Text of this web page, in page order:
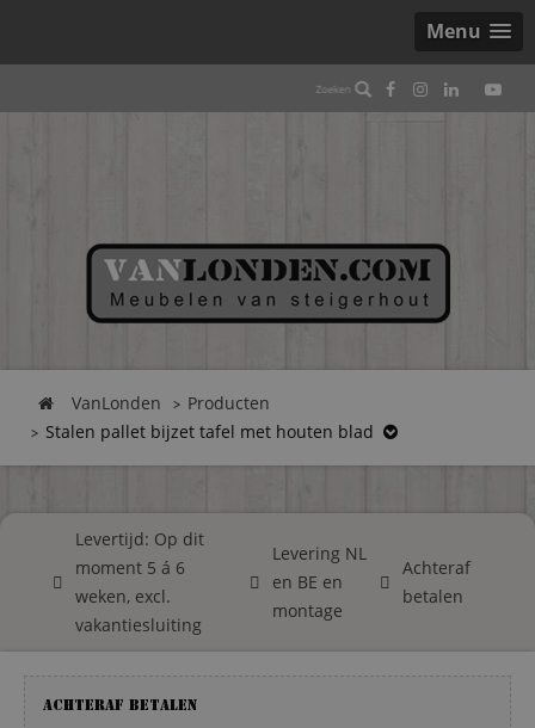
Menu
VanLonden
Producten
Stalen pallet bijzet tafel met houten blad
Levertijd: Op dit
moment 5 á 6
weken, excl.
vakantiesluiting
Levering NL
en BE en
montage
Achteraf
betalen
Achteraf betalen